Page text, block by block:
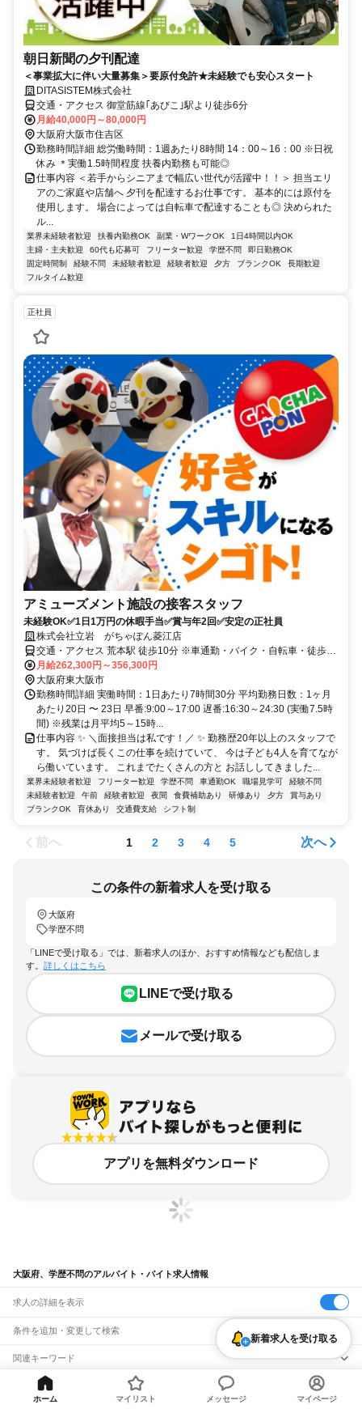
朝日新聞の夕刊配達
＜事業拡大に伴い大量募集＞要原付免許★未経験でも安心スタート
DITASISTEM株式会社
交通・アクセス 御堂筋線｢あびこ｣駅より徒歩6分
月給40,000円～80,000円
大阪府大阪市住吉区
勤務時間詳細 総労働時間：1週あたり8時間 14：00～16：00 ※日祝
休み ＊実働1.5時間程度 扶養内勤務も可能◎
仕事内容 ＜若手からシニアまで幅広い世代が活躍中！！＞ 担当エリ
アのご家庭や店舗へ 夕刊を配達するお仕事です。 基本的には原付を
使用します。 場合によっては自転車で配達することも◎ 決められた
ル...
業界未経験者歓迎 扶養内勤務OK 副業・WワークOK
1日4時間以内OK
主婦・主夫歓迎
60代も応募可 フリーター歓迎 学歴不問
即日勤務OK
固定時間制
経験不問 未経験者歓迎 経験者歓迎 夕方 ブランクOK
長期歓迎
フルタイム歓迎
正社員
アミューズメント施設の接客スタッフ
未経験OK✅1日1万円の休暇手当✅賞与年2回✅安定の正社員
株式会社立岩 がちゃぽん菱江店
交通・アクセス 荒本駅 徒歩10分 ※車通勤・バイク・自転車・徒歩通
勤OK ※駐車場アリ！通勤距離に応じ交通費としてガソリン代支給！
（徒歩自転車通勤でも支給！）
月給262,300円～356,300円
大阪府東大阪市
勤務時間詳細 実働時間：1日あたり7時間30分 平均勤務日数：1ヶ月
あたり20日 〜 23日 早番:9:00～17:00 遅番:16:30～24:30 (実働7.5時
間) ※残業は月平均5～15時...
仕事内容 ✨ ＼面接担当は私です！／ ✨ 勤務歴20年以上のスタッフで
す。 気づけば長くこの仕事を続けていて、 今は子ども4人を育てなが
ら働いています。 これまでたくさんの方と お話ししてきました...
業界未経験者歓迎 フリーター歓迎 学歴不問 車通勤OK 職場見学可
経験不問
未経験者歓迎
午前 経験者歓迎 夜間 食費補助あり 研修あり 夕方
賞与あり
ブランクOK
育休あり 交通費支給 シフト制
前へ 1 2 3 4 5 次へ
この条件の新着求人を受け取る
大阪府
学歴不問
「LINEで受け取る」では、新着求人のほか、おすすめ情報なども配信しま
す。 詳しくはこちら
LINEで受け取る
メールで受け取る
アプリを無料ダウンロード
大阪府、学歴不問のアルバイト・バイト求人情報
求人の詳細を表示
条件を追加・変更して検索
市区町村を追加・変更
大阪府
大阪府すべて
大阪市
駅を追加・変更
関連キーワード
大阪府 学歴 職歴不問 大阪府 学歴不問 経理
大阪府 学歴不問 高校生
大阪府 学問不問
大阪府 学歴不問年齢不問
バイトTOP 学歴不問のアルバイト・バイト・求人
新着求人を受け取る
ホーム マイリスト メッセージ マイページ